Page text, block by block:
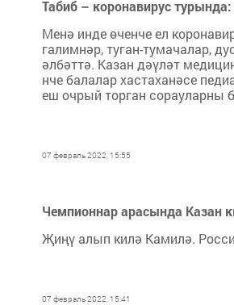
Табиб – коронавирус
Менә инде өченче ел
галимнәр, туган-тумачалар,
әлбәттә. Казан дәүләт
нче балалар хастаханәсе
еш очрый торган сорауларны
07 февраль 2022, 15:55
Чемпионнар арасында Казан
Җиңү алып килә Камилә.
07 февраль 2022, 15:41